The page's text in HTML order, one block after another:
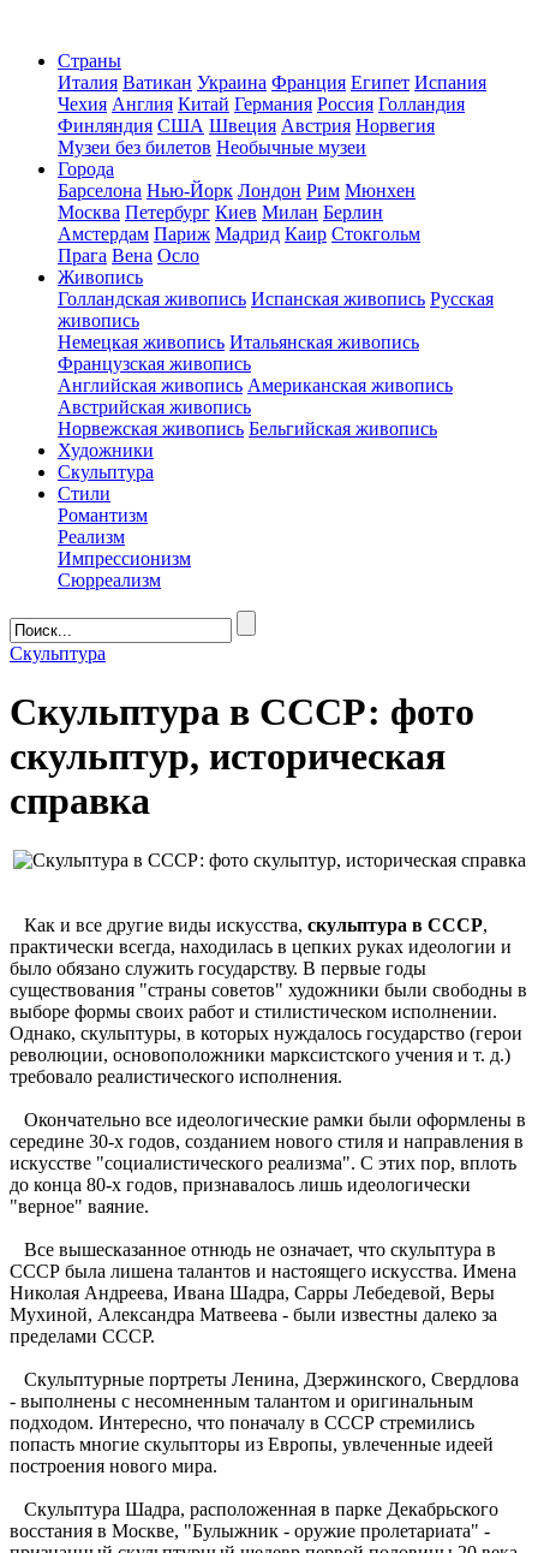
Страны
Италия Ватикан Украина Франция Египет Испания
Чехия Англия Китай Германия Россия Голландия
Финляндия США Швеция Австрия Норвегия
Музеи без билетов Необычные музеи
Города
Барселона Нью-Йорк Лондон Рим Мюнхен
Москва Петербург Киев Милан Берлин
Амстердам Париж Мадрид Каир Стокгольм
Прага Вена Осло
Живопись
Голландская живопись Испанская живопись Русская
живопись
Немецкая живопись Итальянская живопись
Французская живопись
Английская живопись Американская живопись
Австрийская живопись
Норвежская живопись Бельгийская живопись
Художники
Скульптура
Стили
Романтизм
Реализм
Импрессионизм
Сюрреализм
Скульптура
Скульптура в СССР: фото
скульптур, историческая
справка
Как и все другие виды искусства, скульптура в СССР,
практически всегда, находилась в цепких руках идеологии и
было обязано служить государству. В первые годы
существования "страны советов" художники были свободны в
выборе формы своих работ и стилистическом исполнении.
Однако, скульптуры, в которых нуждалось государство (герои
революции, основоположники марксистского учения и т. д.)
требовало реалистического исполнения.
Окончательно все идеологические рамки были оформлены в
середине 30-х годов, созданием нового стиля и направления в
искусстве "социалистического реализма". С этих пор, вплоть
до конца 80-х годов, признавалось лишь идеологически
"верное" ваяние.
Все вышесказанное отнюдь не означает, что скульптура в
СССР была лишена талантов и настоящего искусства. Имена
Николая Андреева, Ивана Шадра, Сарры Лебедевой, Веры
Мухиной, Александра Матвеева - были известны далеко за
пределами СССР.
Скульптурные портреты Ленина, Дзержинского, Свердлова
- выполнены с несомненным талантом и оригинальным
подходом. Интересно, что поначалу в СССР стремились
попасть многие скульпторы из Европы, увлеченные идеей
построения нового мира.
Скульптура Шадра, расположенная в парке Декабрьского
восстания в Москве, "Булыжник - оружие пролетариата" -